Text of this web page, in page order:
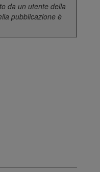
da un utente della
pubblicazione è